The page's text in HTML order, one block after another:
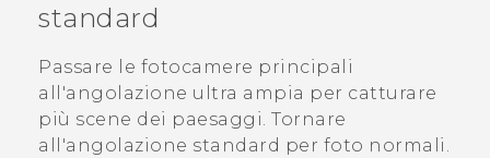
VIVERSE
ASSISTENZA
Accessori e dispositivi HTC
Accesso
standard
Passare le fotocamere principali
all'angolazione ultra ampia per catturare
più scene dei paesaggi. Tornare
all'angolazione standard per foto normali.